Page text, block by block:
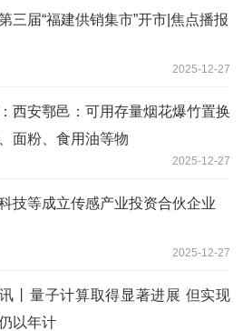
三届“福建供销集市”开市|焦点播报
2025-12-27
西安鄠邑：可用存量烟花爆竹置换
面粉、食用油等物
2025-12-27
技等成立传感产业投资合伙企业
2025-12-27
丨量子计算取得显著进展 但实现
以年计